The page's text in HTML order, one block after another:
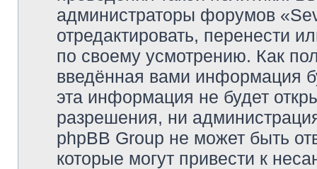
администраторы форумов
отредактировать, перенести
по своему усмотрению. Как
введённая вами информация
эта информация не будет
разрешения, ни
phpBB Group не может быть
которые могут привести к